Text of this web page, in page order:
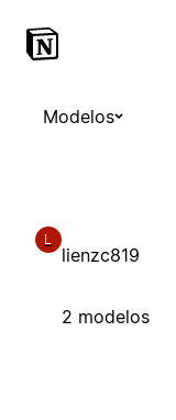
Modelos
L
lienzc819
2 modelos